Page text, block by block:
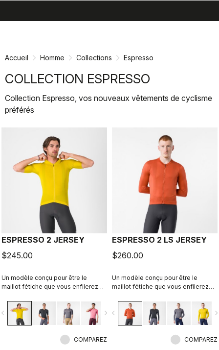
directement
navigation
directement
Accueil Homme Collections Espresso
COLLECTION ESPRESSO
Collection Espresso, vos nouveaux vêtements de cyclisme
préférés
ESPRESSO 2 JERSEY
$245.00
Un modèle conçu pour être le
maillot fétiche que vous enfilerez
jours de course. Le confort et le
style de l’Espresso, revisité et
amélioré. 2.0.
navigate_next
COMPAREZ
ESPRESSO 2 LS JERSEY
$260.00
Un modèle conçu pour être le
maillot fétiche que vous enfilerez
jours de course. Le confort et le
style de l’Espresso, revisité et
amélioré. 2.0. Tissu d’été léger pour
navigate_before
COMPAREZ